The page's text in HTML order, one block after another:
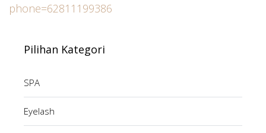
phone=62811199386
Pilihan Kategori
SPA
Eyelash